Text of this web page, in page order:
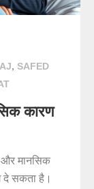
, SAFED
कारण
मानसिक
दे सकता है।